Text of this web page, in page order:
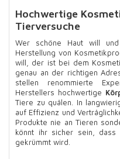
Hochwertige
Tierversuche
Wer schöne Haut will
Herstellung von
will, der ist bei dem
genau an der richtigen
stellen renommierte
Herstellers hochwertige
Tiere zu quälen. In
auf Effizienz und
Produkte nie an Tieren
könnt ihr sicher sein, dass
gekrümmt wird.